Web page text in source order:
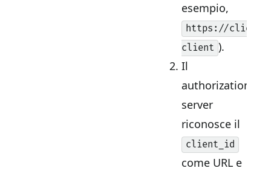
esempio,
https://
client ).
Il
authorization
server
riconosce il
client_id
come URL e